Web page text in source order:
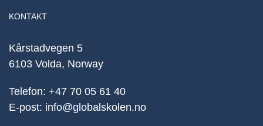
KONTAKT
Kårstadvegen 5
6103 Volda, Norway
Telefon: +47 70 05 61 40
E-post: info@globalskolen.no